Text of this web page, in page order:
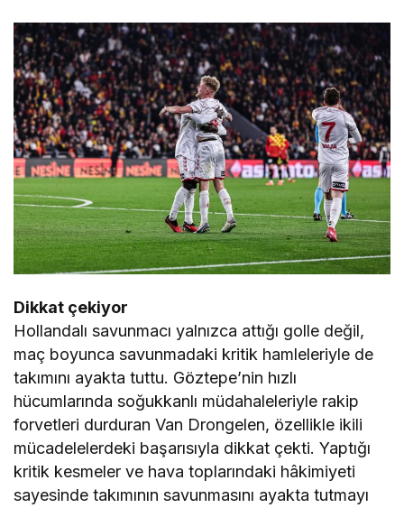
Dikkat çekiyor
Hollandalı savunmacı yalnızca attığı golle değil,
maç boyunca savunmadaki kritik hamleleriyle de
takımını ayakta tuttu. Göztepe’nin hızlı
hücumlarında soğukkanlı müdahaleleriyle rakip
forvetleri durduran Van Drongelen, özellikle ikili
mücadelelerdeki başarısıyla dikkat çekti. Yaptığı
kritik kesmeler ve hava toplarındaki hâkimiyeti
sayesinde takımının savunmasını ayakta tutmayı